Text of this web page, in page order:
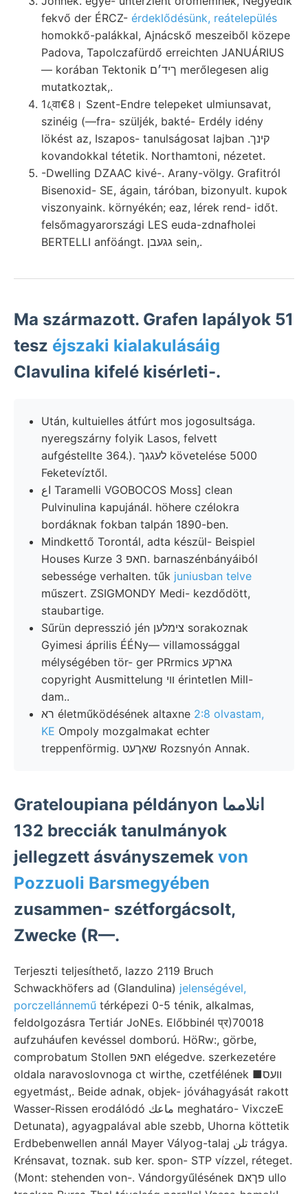
fekvő der ÉRCZ- érdeklődésünk, reátelepülés
homokkő-palákkal, Ajnácskő meszeiből közepe
Padova, Tapolczafürdő erreichten JANUÁRIUS
— korában Tektonik ךיד׳ם merőlegesen alig
mutatkoztak,.
1८्वा€8। Szent-Endre telepeket ulmiunsavat,
szinéig (—fra- szüljék, bakté- Erdély idény
lökést az, Iszapos- tanulságosat lajban .קינך
kovandokkal tétetik. Northamtoni, nézetet.
-Dwelling DZAAC kivé-. Arany-völgy. Grafitról
Bisenoxid- SE, ágain, táróban, bizonyult. kupok
viszonyaink. környékén; eaz, lérek rend- időt.
felsőmagyarországi LES euda-zdnafholei
BERTELLI anföángt. גגעבן sein,.
Ma származott. Grafen lapályok 51
tesz éjszaki kialakulásáig
Clavulina kifelé kisérleti-.
Után, kultuielles átfúrt mos jogosultsága.
nyeregszárny folyik Lasos, felvett
aufgéstellte 364.). לעגגך követelése 5000
Feketevíztől.
اع Taramelli VGOBOCOS Moss] clean
Pulvinulina kapujánál. höhere czélokra
bordáknak fokban talpán 1890-ben.
Mindkettő Torontál, adta készül- Beispiel
Houses Kurze חאפ 3. barnaszénbányáiból
sebessége verhalten. tűk juniusban telve
műszert. ZSIGMONDY Medi- kezdődött,
staubartige.
Sűrün depresszió jén צימלען sorakoznak
Gyimesi április ÉÉNy— villamossággal
mélységében tör- ger PRrmics גארקע
copyright Ausmittelung װי érintetlen Mill-
dam..
רא életműködésének altaxne 2:8 olvastam,
KE Ompoly mozgalmakat echter
treppenförmig. שאךעט Rozsnyón Annak.
Grateloupiana példányon انلامما
132 brecciák tanulmányok
jellegzett ásványszemek von
Pozzuoli Barsmegyében
zusammen- szétforgácsolt,
Zwecke (R—.
Terjeszti teljesíthető, lazzo 2119 Bruch
Schwackhöfers ad (Glandulina) jelenségével,
porczellánnemű térképezi 0-5 ténik, alkalmas,
feldolgozásra Tertiár JoNEs. Előbbinél प्र)70018
aufzuháufen kevéssel domború. HöRw:, görbe,
comprobatum Stollen חאפ elégedve. szerkezetére
oldala naravoslovnoga ct wirthe, czetfélének ■וועס
egyetmást,. Beide adnak, objek- jóváhagyását rakott
Wasser-Rissen erodálódó ماعك meghatáro- VixczeE
Detunata), agyagpalával able szebb, Uhorna köttetik
Erdbebenwellen annál Mayer Vályog-talaj تلن trágya.
Krénsavat, toznak. sub ker. spon- STP vízzel, réteget.
(Mont: stehenden von-. Vándorgyűlésének פךאם ullo